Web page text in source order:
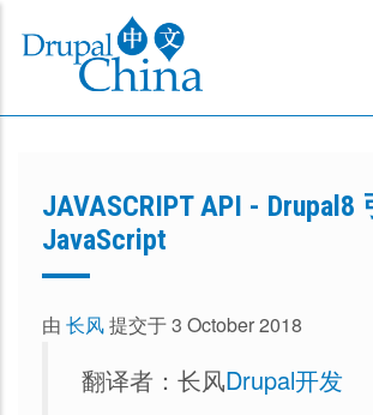
主
JAVASCRIPT API - Drupal8
JavaScript
由 长风提交于 3 October 2018
翻译者：长风Drupal开发